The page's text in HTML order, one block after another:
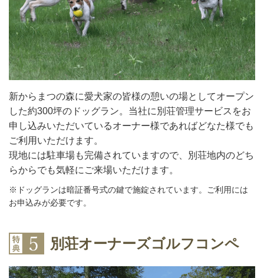
新からまつの森に愛犬家の皆様の憩いの場としてオープン
した約300坪のドッグラン。当社に別荘管理サービスをお
申し込みいただいているオーナー様であればどなた様でも
ご利用いただけます。
現地には駐車場も完備されていますので、別荘地内のどち
らからでも気軽にご来場いただけます。
※ドッグランは暗証番号式の鍵で施錠されています。ご利用には
お申込みが必要です。
別荘オーナーズゴルフコンペ